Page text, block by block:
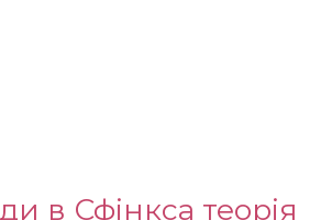
в Сфінкса теорія